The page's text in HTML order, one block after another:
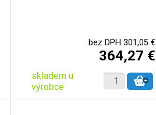
bez DPH 301,05 €
364,27 €
skladem u
výrobce